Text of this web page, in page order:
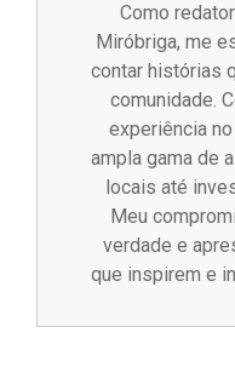
Como
Miróbriga, me
contar histórias
comunidade.
experiência
ampla gama de
locais até
Meu
verdade e
que inspirem e